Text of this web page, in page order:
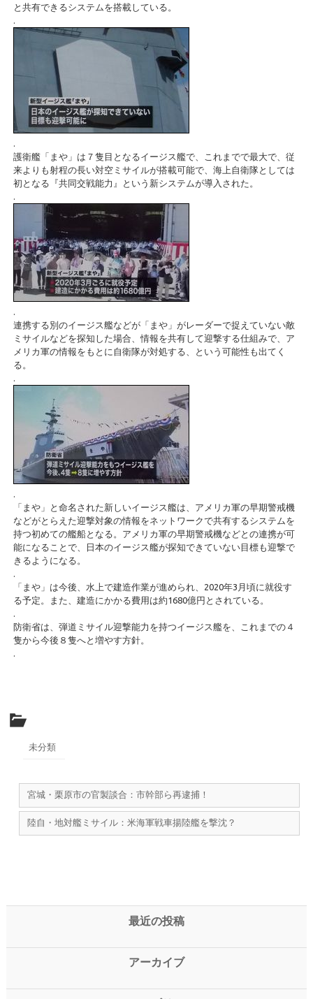
と共有できるシステムを搭載している。
.
.
護衛艦「まや」は７隻目となるイージス艦で、これまでで最大で、従
来よりも射程の長い対空ミサイルが搭載可能で、海上自衛隊としては
初となる『共同交戦能力』という新システムが導入された。
.
.
連携する別のイージス艦などが「まや」がレーダーで捉えていない敵
ミサイルなどを探知した場合、情報を共有して迎撃する仕組みで、ア
メリカ軍の情報をもとに自衛隊が対処する、という可能性も出てく
る。
.
.
「まや」と命名された新しいイージス艦は、アメリカ軍の早期警戒機
などがとらえた迎撃対象の情報をネットワークで共有するシステムを
持つ初めての艦船となる。アメリカ軍の早期警戒機などとの連携が可
能になることで、日本のイージス艦が探知できていない目標も迎撃で
きるようになる。
.
「まや」は今後、水上で建造作業が進められ、2020年3月頃に就役す
る予定。また、建造にかかる費用は約1680億円とされている。
.
防衛省は、弾道ミサイル迎撃能力を持つイージス艦を、これまでの４
隻から今後８隻へと増やす方針。
.
未分類
宮城・栗原市の官製談合：市幹部ら再逮捕！
陸自・地対艦ミサイル：米海軍戦車揚陸艦を撃沈？
最近の投稿
アーカイブ